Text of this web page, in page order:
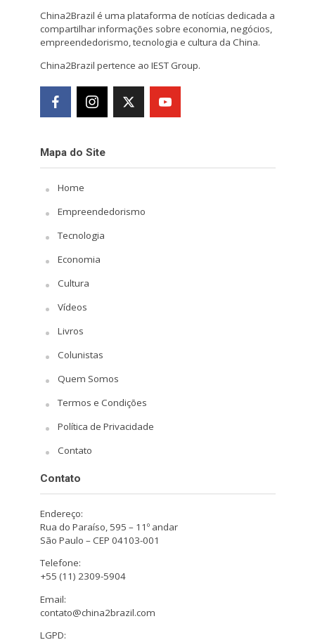
China2Brazil é uma plataforma de notícias dedicada a
compartilhar informações sobre economia, negócios,
empreendedorismo, tecnologia e cultura da China.
China2Brazil pertence ao IEST Group.
Mapa do Site
Home
Empreendedorismo
Tecnologia
Economia
Cultura
Vídeos
Livros
Colunistas
Quem Somos
Termos e Condições
Política de Privacidade
Contato
Contato
Endereço:
Rua do Paraíso, 595 – 11º andar
São Paulo – CEP 04103-001
Telefone:
+55 (11) 2309-5904
Email:
contato@china2brazil.com
LGPD: